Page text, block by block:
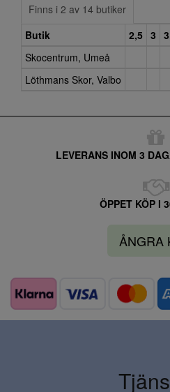
Finns i 2 av 14 butiker
Butik
2,5 3
Skocentrum, Umeå
Löthmans Skor, Valbo
LEVERANS INOM 3
ÖPPET KÖP I
ÅNGRA